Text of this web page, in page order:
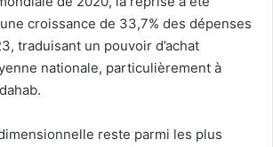
croissance de 33,7% des dépenses
traduisant un pouvoir d’achat
nationale, particulièrement à
reste parmi les plus